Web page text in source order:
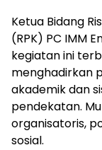
Ketua Bidang
(RPK) PC IMM
kegiatan ini
menghadirkan
akademik dan
pendekatan.
organisatoris,
sosial.